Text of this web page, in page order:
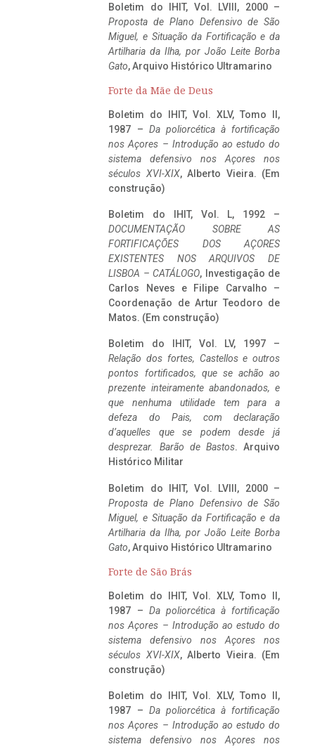
Boletim do IHIT, Vol. LVIII, 2000 –
Proposta de Plano Defensivo de São
Miguel, e Situação da Fortificação e da
Artilharia da Ilha, por João Leite Borba
Gato, Arquivo Histórico Ultramarino
Forte da Mãe de Deus
Boletim do IHIT, Vol. XLV, Tomo II,
1987 – Da poliorcética à fortificação
nos Açores – Introdução ao estudo do
sistema defensivo nos Açores nos
séculos XVI-XIX, Alberto Vieira. (Em
construção)
Boletim do IHIT, Vol. L, 1992 –
DOCUMENTAÇÃO SOBRE AS
FORTIFICAÇÕES DOS AÇORES
EXISTENTES NOS ARQUIVOS DE
LISBOA – CATÁLOGO, Investigação de
Carlos Neves e Filipe Carvalho –
Coordenação de Artur Teodoro de
Matos. (Em construção)
Boletim do IHIT, Vol. LV, 1997 –
Relação dos fortes, Castellos e outros
pontos fortificados, que se achão ao
prezente inteiramente abandonados, e
que nenhuma utilidade tem para a
defeza do Pais, com declaração
d’aquelles que se podem desde já
desprezar. Barão de Bastos. Arquivo
Histórico Militar
Boletim do IHIT, Vol. LVIII, 2000 –
Proposta de Plano Defensivo de São
Miguel, e Situação da Fortificação e da
Artilharia da Ilha, por João Leite Borba
Gato, Arquivo Histórico Ultramarino
Forte de São Brás
Boletim do IHIT, Vol. XLV, Tomo II,
1987 – Da poliorcética à fortificação
nos Açores – Introdução ao estudo do
sistema defensivo nos Açores nos
séculos XVI-XIX, Alberto Vieira. (Em
construção)
Boletim do IHIT, Vol. XLV, Tomo II,
1987 – Da poliorcética à fortificação
nos Açores – Introdução ao estudo do
sistema defensivo nos Açores nos